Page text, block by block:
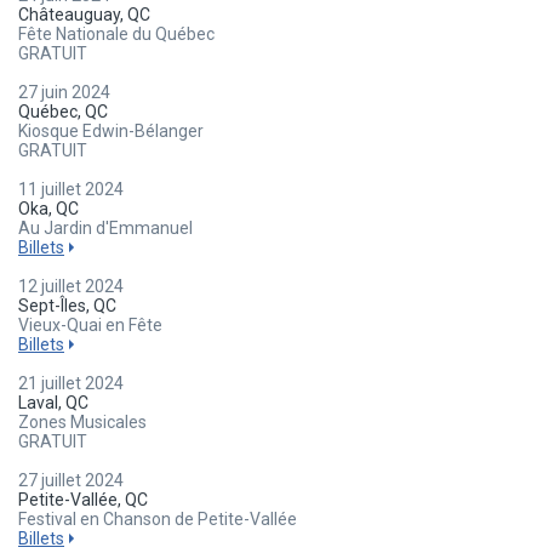
Châteauguay, QC
Fête Nationale du Québec
GRATUIT
27 juin 2024
Québec, QC
Kiosque Edwin-Bélanger
GRATUIT
11 juillet 2024
Oka, QC
Au Jardin d'Emmanuel
Billets
12 juillet 2024
Sept-Îles, QC
Vieux-Quai en Fête
Billets
21 juillet 2024
Laval, QC
Zones Musicales
GRATUIT
27 juillet 2024
Petite-Vallée, QC
Festival en Chanson de Petite-Vallée
Billets